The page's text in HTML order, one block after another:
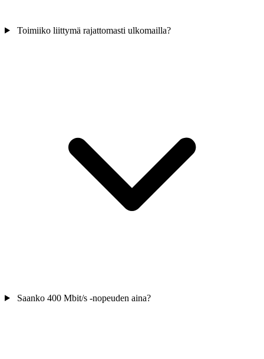
Toimiiko liittymä rajattomasti ulkomailla?
Saanko 400 Mbit/s -nopeuden aina?